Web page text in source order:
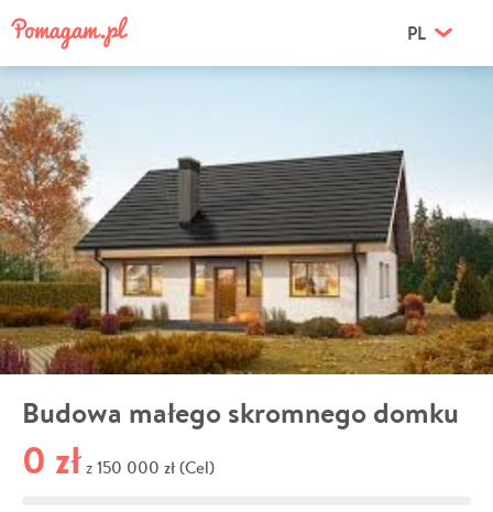
PL
Budowa małego skromnego domku
0 zł z 150 000 zł (Cel)